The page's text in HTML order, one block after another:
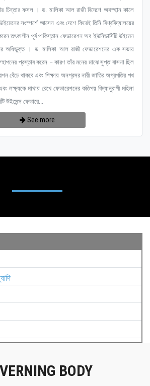
চিন্তার ফসল । ড. মালিকা আল রাজী বিদেশে অবস্হান কালে
সংস্পর্শে আসেন এবং দেশে ফিরেই তিনি বিশ্ববিদ্যালয়ের
তৎকালীন পূর্ব পাকিস্তান ফেডারেশন অব ইউনিভার্সিটি উইমেন
অধিভুক্ত । ড. মালিকা আল রাজী ফেডারেশনের এক সভায়
প্রস্তাব করেন – কারণ তাঁর মনের মাঝে সুপ্ত বাসনা ছিল
বেঁচে থাকবে এবং শিক্ষায় অনগ্রসর নারী জাতির অগ্রগতির পথ
লক্ষ্যকে মাথায় রেখে ফেডারেশনের কতিপয় বিদ্যানুরাগী মহিলা
উইমেন্স ফেডারে...
See more
BODY